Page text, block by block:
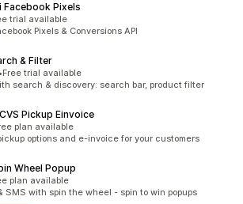
Facebook Pixels
trial available
Pixels & Conversions API
& Filter
•Free trial available
search & discovery: search bar, product filter
Pickup Einvoice
plan available
options and e-invoice for your customers
Wheel Popup
plan available
SMS with spin the wheel - spin to win popups